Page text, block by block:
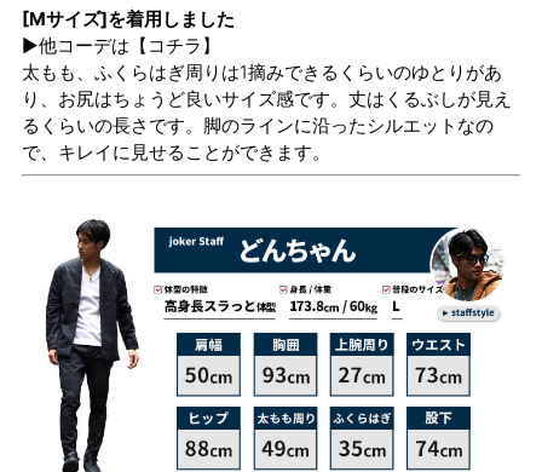
[Mサイズ]を着用しました
▶他コーデは 【コチラ】
太もも、ふくらはぎ周りは1摘みできるくらいのゆとりがあ
り、お尻はちょうど良いサイズ感です。丈はくるぶしが見え
るくらいの長さです。脚のラインに沿ったシルエットなの
で、キレイに見せることができます。